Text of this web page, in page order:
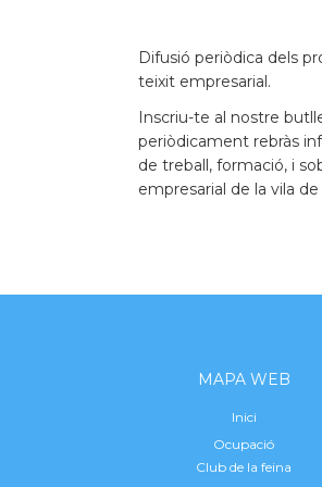
Difusió periòdica dels
teixit empresarial.
Inscriu-te al nostre
periòdicament rebràs
de treball, formació, i
empresarial de la vila
MAPA WEB
Inici
Ocupació
Club de la feina